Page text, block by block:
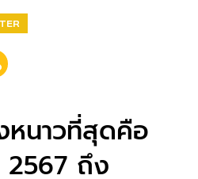
นาวที่สุดคือ
2567 ถึง